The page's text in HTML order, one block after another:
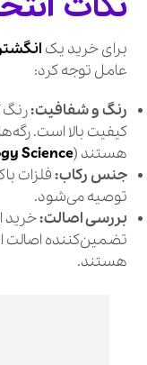
برای خرید یک
عامل توجه کرد:
رنگ و شفافیت:رنگ
کیفیت بالا است.
هستند (Science
جنس رکاب:فلزات
توصیه می‌شود.
بررسی اصالت:خرید
تضمین‌کننده اصالت
هستند.